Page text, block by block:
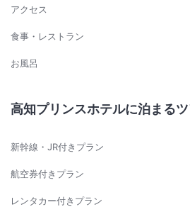
アクセス
食事・レストラン
お風呂
高知プリンスホテルに泊まる
新幹線・JR付きプラン
航空券付きプラン
レンタカー付きプラン